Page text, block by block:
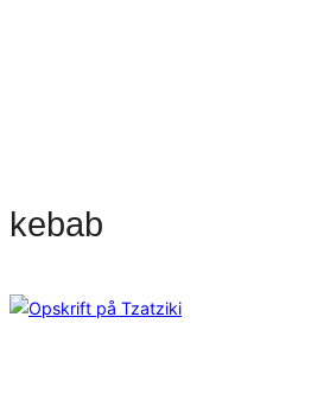
kebab